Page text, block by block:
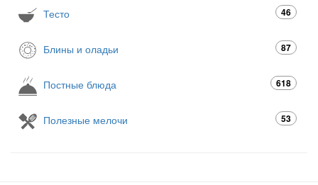
Тесто 46
Блины и оладьи 87
Постные блюда 618
Полезные мелочи 53